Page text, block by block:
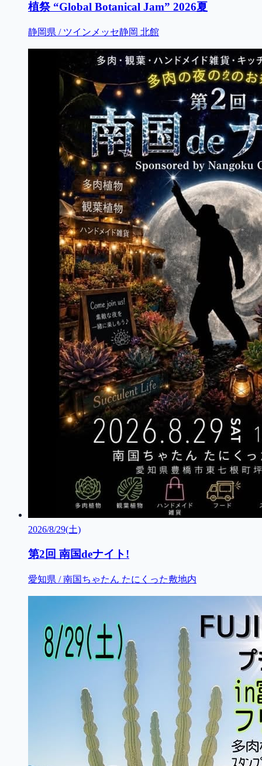
植祭 “Global Botanical Jam” 2026夏
静岡県 / ツインメッセ静岡 北館
2026/8/29(土)
第2回 南国deナイト!
愛知県 / 南国ちゃたん たにくった敷地内